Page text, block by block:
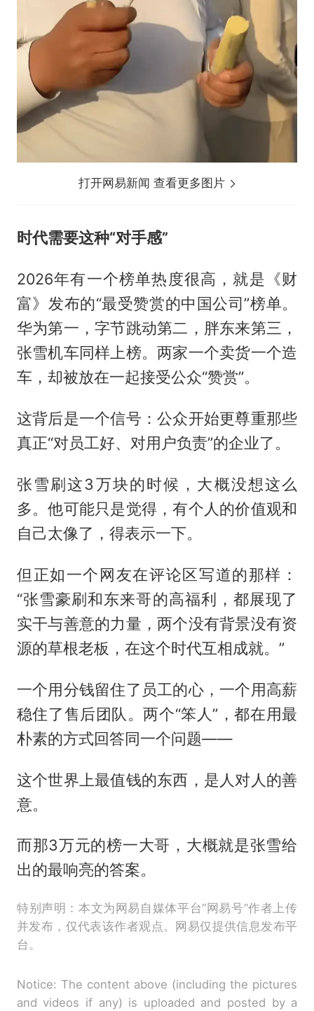
打开网易新闻 查看更多图片
时代需要这种“对手感”
2026年有一个榜单热度很高，就是《财
富》发布的“最受赞赏的中国公司”榜单。
华为第一，字节跳动第二，胖东来第三，
张雪机车同样上榜。两家一个卖货一个造
车，却被放在一起接受公众“赞赏”。
这背后是一个信号：公众开始更尊重那些
真正“对员工好、对用户负责”的企业了。
张雪刷这3万块的时候，大概没想这么
多。他可能只是觉得，有个人的价值观和
自己太像了，得表示一下。
但正如一个网友在评论区写道的那样：
“张雪豪刷和东来哥的高福利，都展现了
实干与善意的力量，两个没有背景没有资
源的草根老板，在这个时代互相成就。”
一个用分钱留住了员工的心，一个用高薪
稳住了售后团队。两个“笨人”，都在用最
朴素的方式回答同一个问题——
这个世界上最值钱的东西，是人对人的善
意。
而那3万元的榜一大哥，大概就是张雪给
出的最响亮的答案。
特别声明：本文为网易自媒体平台“网易号”作者上传
并发布，仅代表该作者观点。网易仅提供信息发布平
台。
Notice: The content above (including the pictures
and videos if any) is uploaded and posted by a